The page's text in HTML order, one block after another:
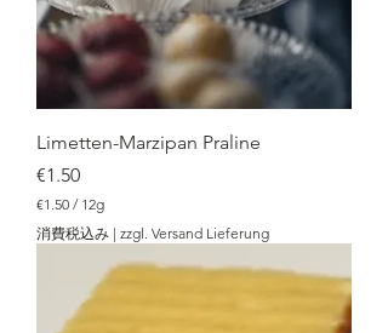
Limetten-Marzipan Praline
価格
€1.50
€1.50 / 12g
€
1
消費税込み | zzgl. Versand Lieferung